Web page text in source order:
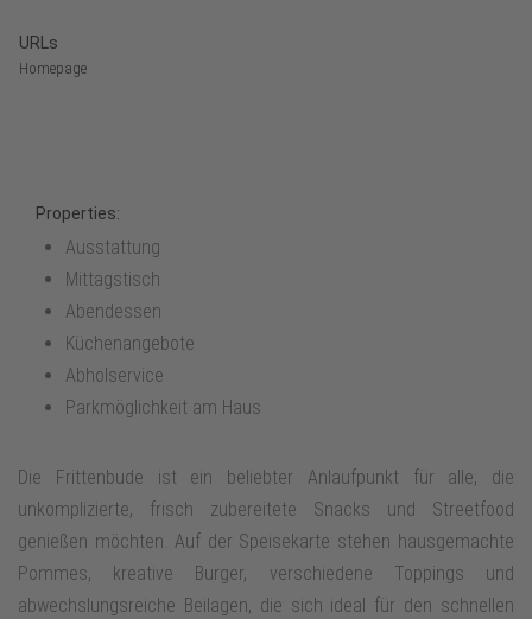
URLs
Homepage
Properties:
Ausstattung
Mittagstisch
Abendessen
Küchenangebote
Abholservice
Parkmöglichkeit am Haus
Die Frittenbude ist ein beliebter Anlaufpunkt für alle, die
unkomplizierte, frisch zubereitete Snacks und Streetfood
genießen möchten. Auf der Speisekarte stehen hausgemachte
Pommes, kreative Burger, verschiedene Toppings und
abwechslungsreiche Beilagen, die sich ideal für den schnellen